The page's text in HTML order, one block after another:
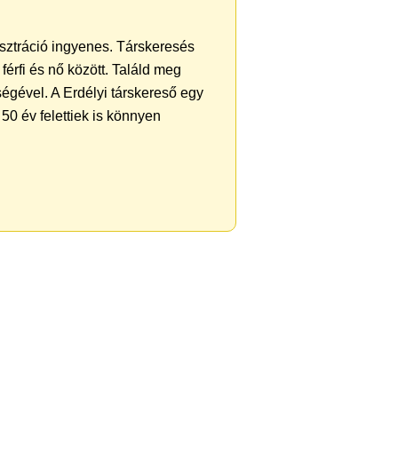
ingyenes. Társkeresés
és nő között. Találd meg
A Erdélyi társkereső egy
év felettiek is könnyen